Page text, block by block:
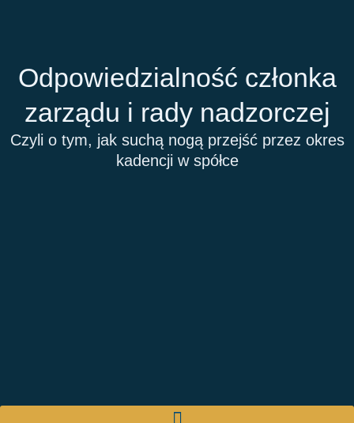
Odpowiedzialność członka
zarządu i rady nadzorczej
Czyli o tym, jak suchą nogą przejść przez okres
kadencji w spółce